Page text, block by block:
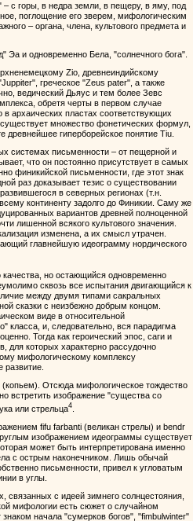
– с горы, в недра земли, в пещеру, в яму, под
поглощение его зверем, мифологическим
– органа, члена, культового предмета и
Эа и одновременно Бела, "солнечного бога".
Zio, древнеиндийскому
греческое "Zeus pater", а также
ведический Дьяус и тем более Зевс
обретя черты в первом случае
в архаических пластах соответствующих
множество фонетических формул,
древнейшее гиперборейское понятие Tiu.
системах письменности – от пещерной и
что он постоянно присутствует в самых
финикийской письменности, где этот знак
раз доказывает тезис о существовании
в северных регионах (т.н.
континенту задолго до Финикии. Саму же
вариантов древней полноценной
лишенной всякого культового значения.
изменена, а их смысл утрачен.
главнейшую идеограмму нордического
качества, но остающийся одновременно
сквозь все испытания двигающийся к
между двумя типами сакральных
сказки с неизбежно добрым концом.
виде в относительной
класса, и, следовательно, вся парадигма
Тогда как героический эпос, саги и
для которых характерно рассудочно
мифологическому комплексу
(копьем). Отсюда мифологическое тождество
встретить изображение "существа со
или стрельца4
fifu farbanti (великан стрелы) и bendr
изображением идеограммы существует
может быть интерпретирована именно
с острым наконечником. Лишь обычай
письменности, привел к угловатым
в углы.
с идеей зимнего солнцестояния,
мифологии есть сюжет о случайном
начала "сумерков богов", "fimbulwinter"